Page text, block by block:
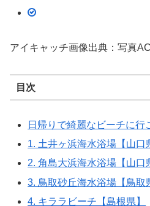
アイキャッチ画像出典：写真AC
目次
日帰りで綺麗なビーチに行
1. 土井ヶ浜海水浴場【山口
2. 角島大浜海水浴場【山口
3. 鳥取砂丘海水浴場【鳥取
4. キララビーチ【島根県】